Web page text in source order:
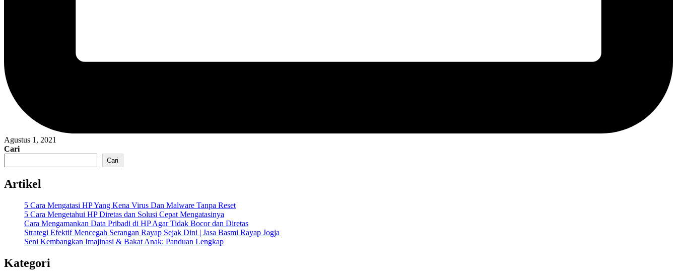
Agustus 1, 2021
Cari
Cari
Artikel
5 Cara Mengatasi HP Yang Kena Virus Dan Malware Tanpa Reset
5 Cara Mengetahui HP Diretas dan Solusi Cepat Mengatasinya
Cara Mengamankan Data Pribadi di HP Agar Tidak Bocor dan Diretas
Strategi Efektif Mencegah Serangan Rayap Sejak Dini | Jasa Basmi Rayap Jogja
Seni Kembangkan Imajinasi & Bakat Anak: Panduan Lengkap
Kategori